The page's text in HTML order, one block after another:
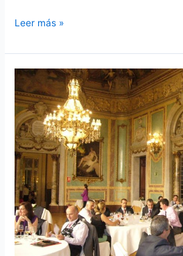
Cata
de
Chocolates
Leer más »